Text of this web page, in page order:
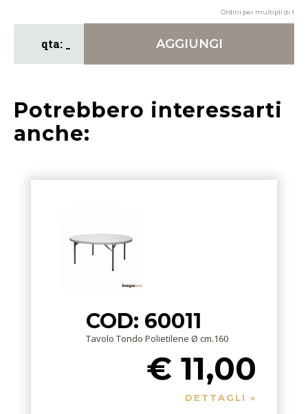
Ordini per multipli di 1
AGGIUNGI
Potrebbero interessarti
anche:
COD: 60011
Tavolo Tondo Polietilene Ø cm.160
€ 11,00
DETTAGLI »